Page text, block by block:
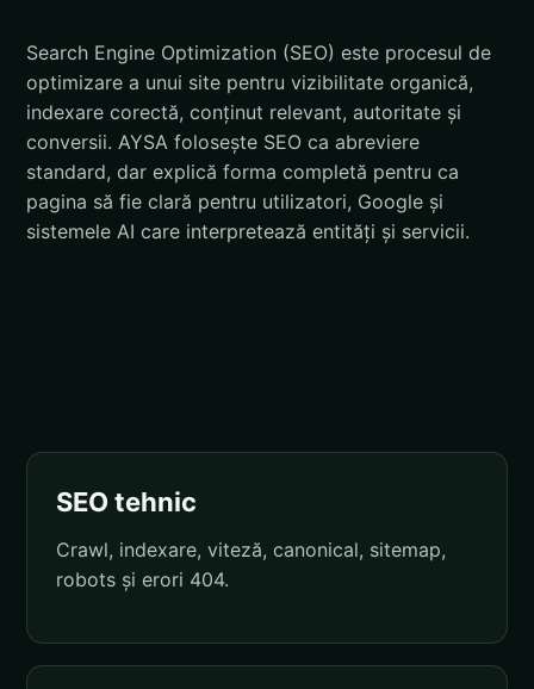
Search Engine Optimization (SEO) este procesul de
optimizare a unui site pentru vizibilitate organică,
indexare corectă, conținut relevant, autoritate și
conversii. AYSA folosește SEO ca abreviere
standard, dar explică forma completă pentru ca
pagina să fie clară pentru utilizatori, Google și
sistemele AI care interpretează entități și servicii.
SEO tehnic
Crawl, indexare, viteză, canonical, sitemap,
robots și erori 404.